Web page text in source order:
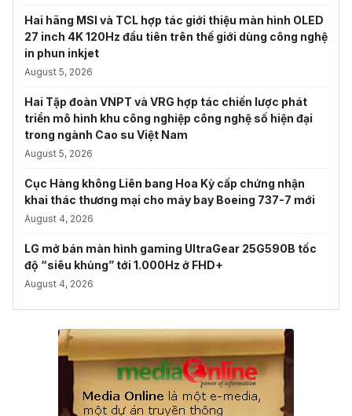
Hai hãng MSI và TCL hợp tác giới thiệu màn hình OLED
27 inch 4K 120Hz đầu tiên trên thế giới dùng công nghệ
in phun inkjet
August 5, 2026
Hai Tập đoàn VNPT và VRG hợp tác chiến lược phát
triển mô hình khu công nghiệp công nghệ số hiện đại
trong ngành Cao su Việt Nam
August 5, 2026
Cục Hàng không Liên bang Hoa Kỳ cấp chứng nhận
khai thác thương mại cho máy bay Boeing 737-7 mới
August 4, 2026
LG mở bán màn hình gaming UltraGear 25G590B tốc
độ “siêu khủng” tới 1.000Hz ở FHD+
August 4, 2026